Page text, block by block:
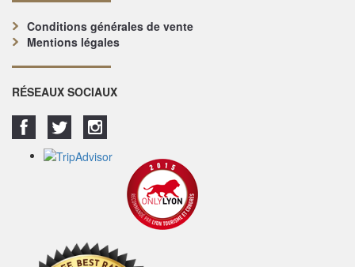
Conditions générales de vente
Mentions légales
RÉSEAUX SOCIAUX